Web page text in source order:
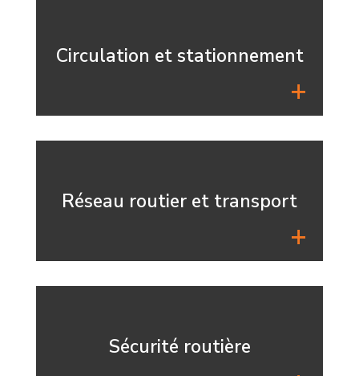
Circulation et stationnement
Réseau routier et transport
Sécurité routière